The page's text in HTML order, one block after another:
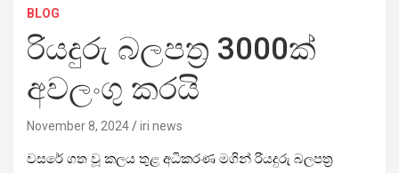
BLOG
රියදුරු බලපත්‍ර 3000ක්
අවලංගු කරයි
November 8, 2024 iri news
වසරේ ගත වූ කලය තුළ අධිකරණ මගින් රියදුරු බලපත්‍ර